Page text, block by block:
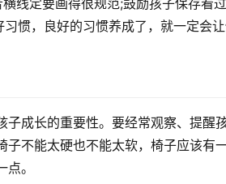
线定要画得很规范;鼓励孩子保存看
惯，良好的习惯养成了，就一定会让
成长的重要性。要经常观察、提醒
不能太硬也不能太软，椅子应该有
。